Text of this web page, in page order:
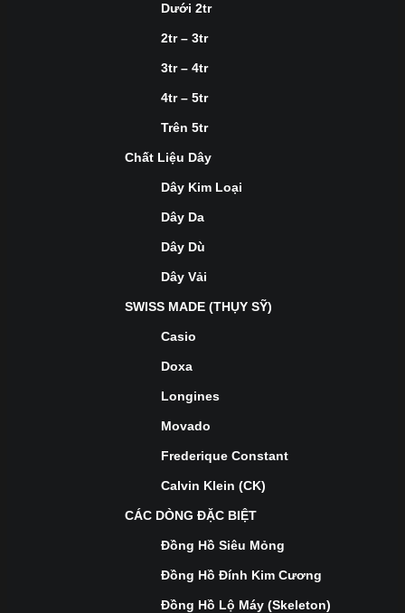
Dưới 2tr
2tr – 3tr
3tr – 4tr
4tr – 5tr
Trên 5tr
Chất Liệu Dây
Dây Kim Loại
Dây Da
Dây Dù
Dây Vải
SWISS MADE (THỤY SỸ)
Casio
Doxa
Longines
Movado
Frederique Constant
Calvin Klein (CK)
CÁC DÒNG ĐẶC BIỆT
Đồng Hồ Siêu Mỏng
Đồng Hồ Đính Kim Cương
Đồng Hồ Lộ Máy (Skeleton)